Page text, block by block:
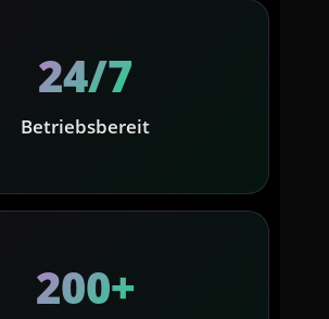
24/7
Betriebsbereit
200+